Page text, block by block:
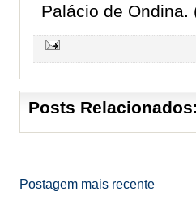
Palácio de Ondina.
Posts
Postagem mais recente